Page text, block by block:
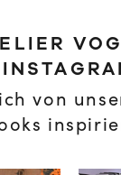
von